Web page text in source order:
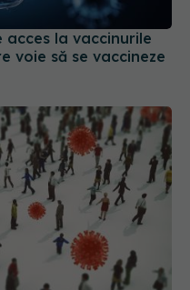
acces la vaccinurile
voie să se vaccineze